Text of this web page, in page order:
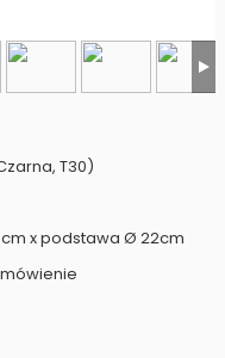
T30)
cm x podstawa Ø 22cm